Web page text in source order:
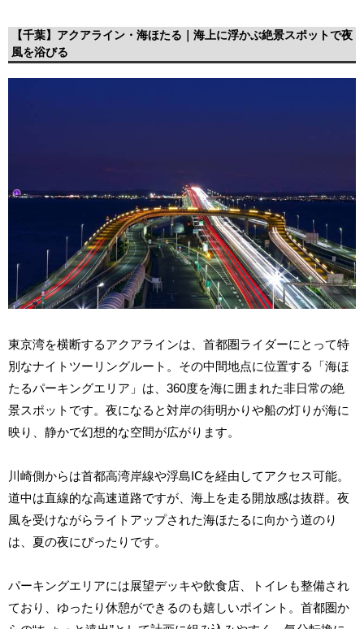
【千葉】アクアライン・海ほたる｜海上に浮かぶ絶景スポットで夜
風を浴びる
東京湾を横断するアクアラインは、首都圏ライダーにとって特
別なナイトツーリングルート。その中間地点に位置する「海ほ
たるパーキングエリア」は、360度を海に囲まれた非日常の絶
景スポットです。夜になると対岸の街明かりや船の灯りが海に
映り、静かで幻想的な空間が広がります。
川崎側からは首都高湾岸線や浮島ICを経由してアクセス可能。
道中は直線的な高速道路ですが、海上を走る開放感は抜群。夜
風を受けながらライトアップされた海ほたるに向かう道のり
は、夏の夜にぴったりです。
パーキングエリアには展望デッキや飲食店、トイレも整備され
ており、ゆったり休憩ができるのも嬉しいポイント。首都圏か